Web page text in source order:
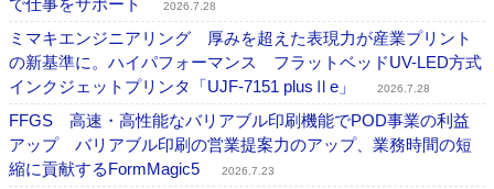
2026.7.28
ミマキエンジニアリング 厚みを超えた表現力が産業プリント
の新基準に。ハイパフォーマンス フラットベッドUV-LED方式
インクジェットプリンタ「UJF-7151 plusⅡe」
2026.7.28
FFGS 高速・高性能なバリアブル印刷機能でPOD事業の利益
アップ バリアブル印刷の営業提案力のアップ、業務時間の短
縮に貢献するFormMagic5
2026.7.23